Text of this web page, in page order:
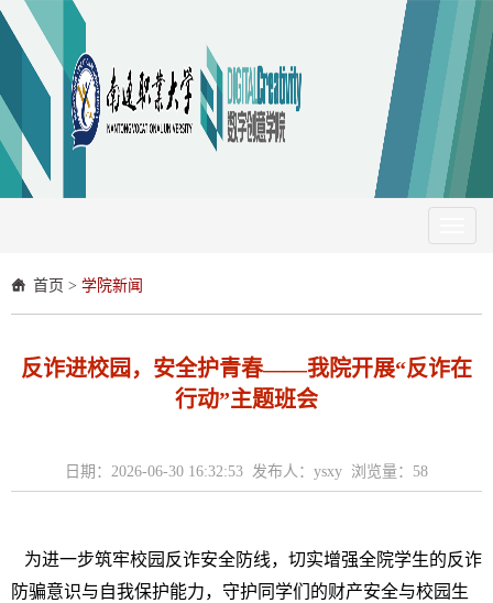
首页 > 学院新闻
反诈进校园，安全护青春——我院开展“反诈在
行动”主题班会
日期：2026-06-30 16:32:53 发布人：ysxy 浏览量： 58
为进一步筑牢校园反诈安全防线，切实增强全院学生的反诈
防骗意识与自我保护能力，守护同学们的财产安全与校园生